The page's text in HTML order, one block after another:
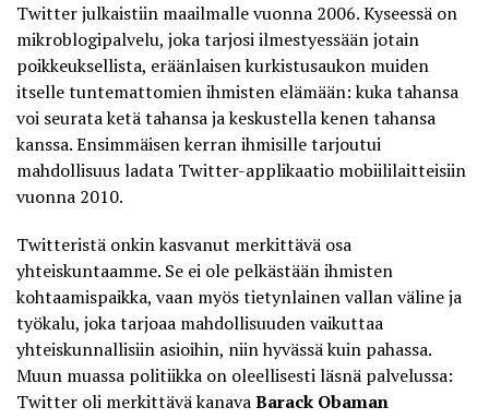
Twitter julkaistiin maailmalle vuonna 2006. Kyseessä on
mikroblogipalvelu, joka tarjosi ilmestyessään jotain
poikkeuksellista, eräänlaisen kurkistusaukon muiden
itselle tuntemattomien ihmisten elämään: kuka tahansa
voi seurata ketä tahansa ja keskustella kenen tahansa
kanssa. Ensimmäisen kerran ihmisille tarjoutui
mahdollisuus ladata Twitter-applikaatio mobiililaitteisiin
vuonna 2010.
Twitteristä onkin kasvanut merkittävä osa
yhteiskuntaamme. Se ei ole pelkästään ihmisten
kohtaamispaikka, vaan myös tietynlainen vallan väline ja
työkalu, joka tarjoaa mahdollisuuden vaikuttaa
yhteiskunnallisiin asioihin, niin hyvässä kuin pahassa.
Muun muassa politiikka on oleellisesti läsnä palvelussa:
Twitter oli merkittävä kanavaBarack Obaman